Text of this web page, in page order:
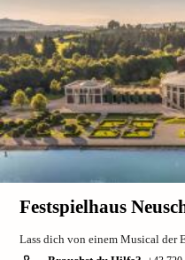
Festspielhaus
Lass dich von einem Musical der